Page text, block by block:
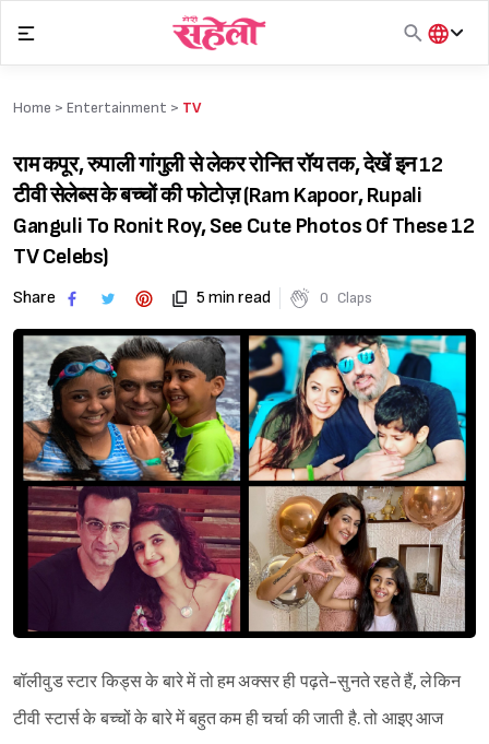
content
हिंदी
Home > Entertainment > TV
राम कपूर, रुपाली गांगुली से लेकर रोनित रॉय तक, देखें इन 12
टीवी सेलेब्स के बच्चों की फोटोज़ (Ram Kapoor, Rupali
Ganguli To Ronit Roy, See Cute Photos Of These 12
TV Celebs)
Share 5 min read 0 Claps
बॉलीवुड स्टार किड्स के बारे में तो हम अक्सर ही पढ़ते-सुनते रहते हैं, लेकिन
टीवी स्टार्स के बच्चों के बारे में बहुत कम ही चर्चा की जाती है. तो आइए आज